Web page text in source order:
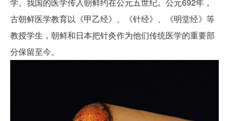
古朝鲜医学教育以《甲乙经》、《针经》、《明堂经》等
教授学生，朝鲜和日本把针灸作为他们传统医学的重要部
分保留至今。